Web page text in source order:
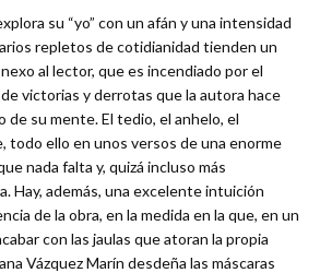
su “yo” con un afán y una intensidad
repletos de cotidianidad tienden un
al lector, que es incendiado por el
victorias y derrotas que la autora hace
de su mente. El tedio, el anhelo, el
todo ello en unos versos de una enorme
nada falta y, quizá incluso más
Hay, además, una excelente intuición
de la obra, en la medida en la que, en un
con las jaulas que atoran la propia
Vázquez Marín desdeña las máscaras